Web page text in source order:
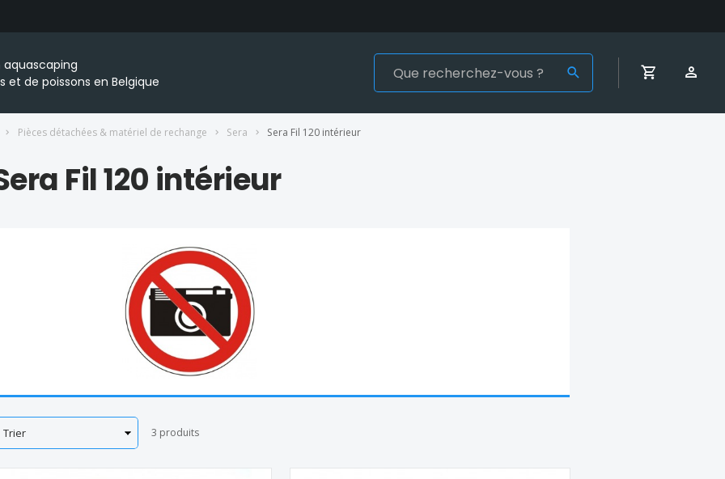
aquascaping
et de poissons en Belgique
Pièces détachées & matériel de rechange Sera Sera Fil 120 intérieur
Fil 120 intérieur
3 produits